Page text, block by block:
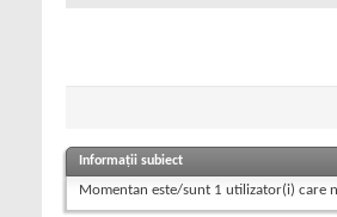
Informații subiect
Momentan este/sunt 1 utilizator(i) care